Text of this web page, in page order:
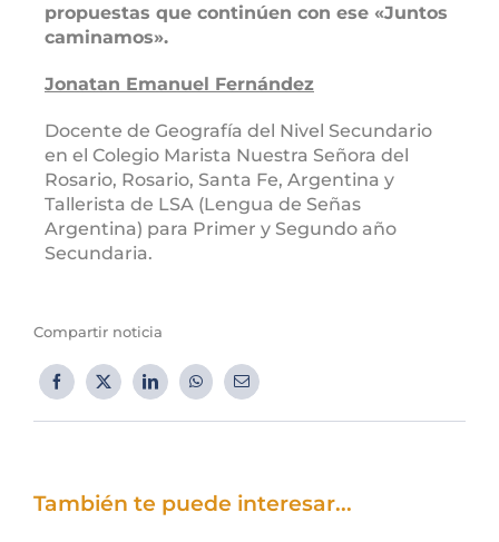
propuestas que continúen con ese «Juntos
caminamos».
Jonatan Emanuel Fernández
Docente de Geografía del Nivel Secundario
en el Colegio Marista Nuestra Señora del
Rosario, Rosario, Santa Fe, Argentina y
Tallerista de LSA (Lengua de Señas
Argentina) para Primer y Segundo año
Secundaria.
Compartir noticia
También te puede interesar...